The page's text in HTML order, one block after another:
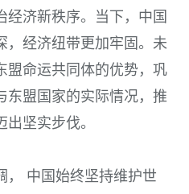
经济新秩序。当下，中国
经济纽带更加牢固。未
命运共同体的优势，巩
东盟国家的实际情况，推
坚实步伐。
， 中国始终坚持维护世